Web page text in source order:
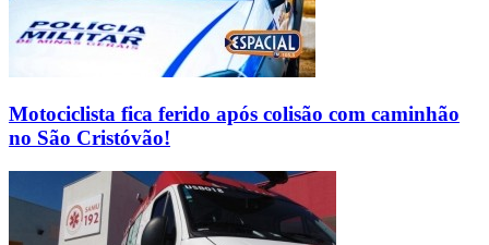
Motociclista fica ferido após colisão com caminhão
no São Cristóvão!